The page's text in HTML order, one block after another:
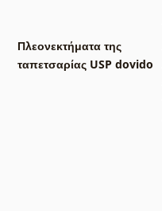
Πλεονεκτήματα της
ταπετσαρίας USP dovido